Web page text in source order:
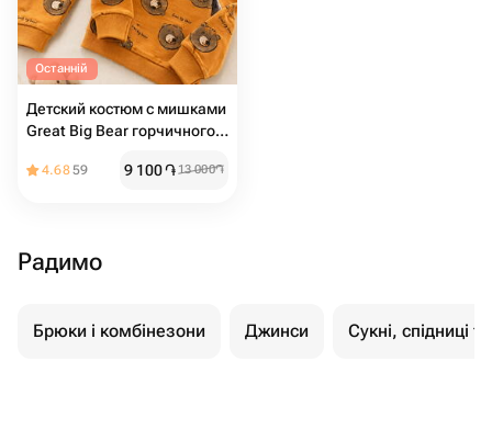
Останній
Детский костюм с мишками
Great Big Bear горчичного
4.6859 9 100֏13 000֏
Радимо
Брюки і комбінезони Джинси Сукні, спідниці